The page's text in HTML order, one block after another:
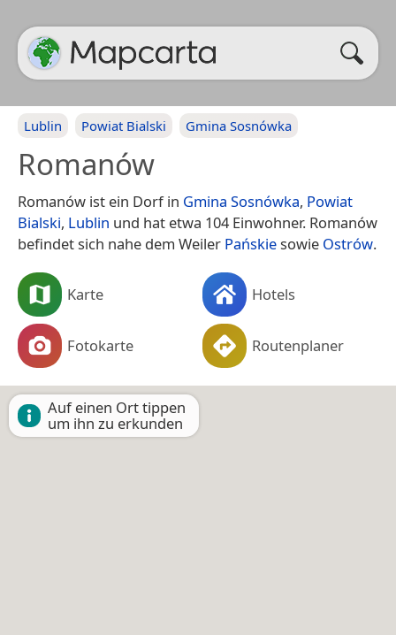
Lublin Powiat Bialski Gmina Sosnówka
Romanów
Romanów ist ein Dorf in Gmina Sosnówka, Powiat
Bialski, Lublin und hat etwa 104 Einwohner. Romanów
befindet sich nahe dem Weiler Pańskiesowie Ostrów.
Karte Hotels
Fotokarte Routenplaner
Auf einen Ort tippen
um ihn zu erkunden